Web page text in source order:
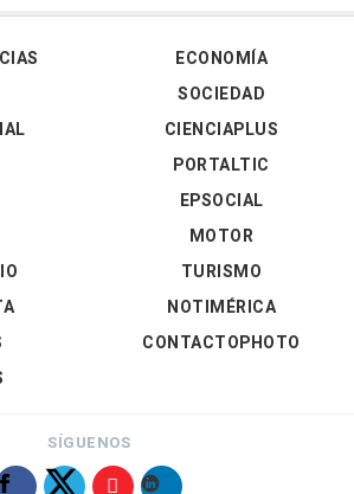
ECONOMÍA
SOCIEDAD
CIENCIAPLUS
PORTALTIC
EPSOCIAL
MOTOR
TURISMO
NOTIMÉRICA
CONTACTOPHOTO
SÍGUENOS